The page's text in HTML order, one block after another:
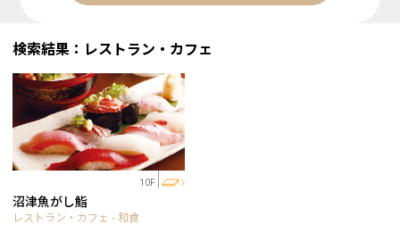
検索結果：レストラン・カフェ
10F
沼津魚がし鮨
レストラン・カフェ - 和食